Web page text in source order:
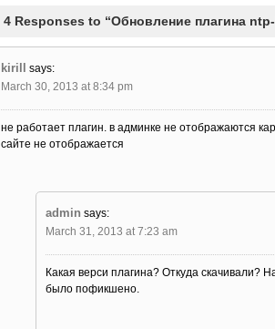
4 Responses to “Обновление плагина
kirill
says:
March 30, 2013 at 8:34 pm
не работает плагин. в админке не отображаются
сайте не отображается
admin says:
March 31, 2013 at 7:23 am
Какая верси плагина? Откуда скачивали?
было пофикшено.